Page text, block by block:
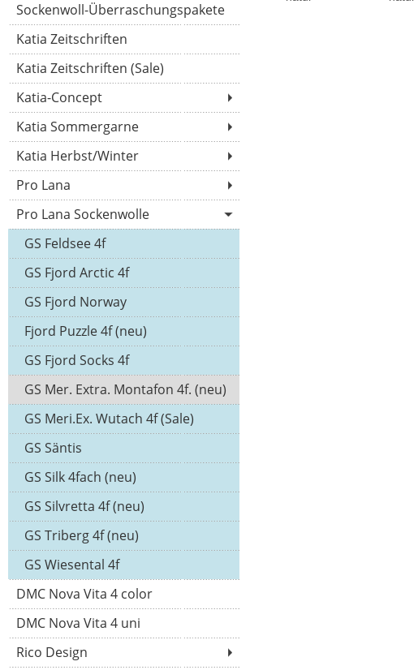
Sockenwoll-Überraschungspakete
Katia Zeitschriften
Katia Zeitschriften (Sale)
Katia-Concept
Katia Sommergarne
Katia Herbst/Winter
Pro Lana
Pro Lana Sockenwolle
GS Feldsee 4f
GS Fjord Arctic 4f
GS Fjord Norway
Fjord Puzzle 4f (neu)
GS Fjord Socks 4f
GS Mer. Extra. Montafon 4f. (neu)
GS Meri.Ex. Wutach 4f (Sale)
GS Säntis
GS Silk 4fach (neu)
GS Silvretta 4f (neu)
GS Triberg 4f (neu)
GS Wiesental 4f
DMC Nova Vita 4 color
DMC Nova Vita 4 uni
Rico Design